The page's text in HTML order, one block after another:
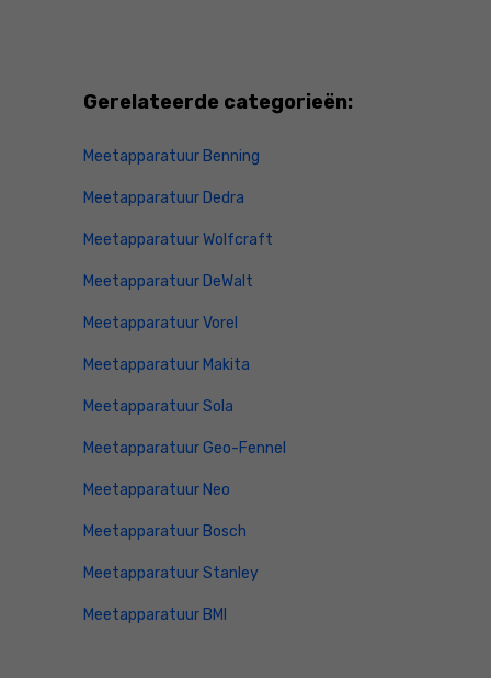
Gerelateerde categorieën:
Meetapparatuur Benning
Meetapparatuur Dedra
Meetapparatuur Wolfcraft
Meetapparatuur DeWalt
Meetapparatuur Vorel
Meetapparatuur Makita
Meetapparatuur Sola
Meetapparatuur Geo-Fennel
Meetapparatuur Neo
Meetapparatuur Bosch
Meetapparatuur Stanley
Meetapparatuur BMI